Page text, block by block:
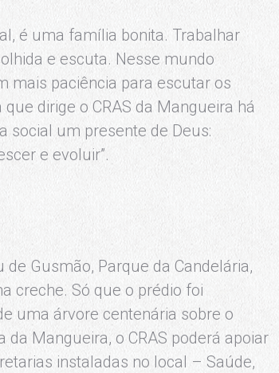
é uma família bonita. Trabalhar
e escuta. Nesse mundo
mais paciência para escutar os
dirige o CRAS da Mangueira há
social um presente de Deus:
e evoluir”.
Gusmão, Parque da Candelária,
creche. Só que o prédio foi
uma árvore centenária sobre o
Mangueira, o CRAS poderá apoiar
instaladas no local – Saúde,